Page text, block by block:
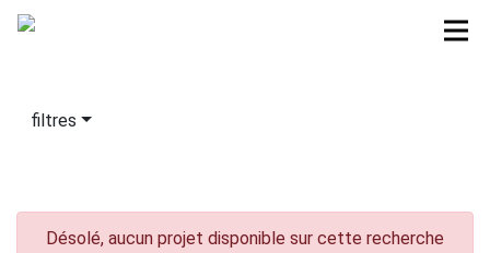
filtres
Désolé, aucun projet disponible sur cette recherche